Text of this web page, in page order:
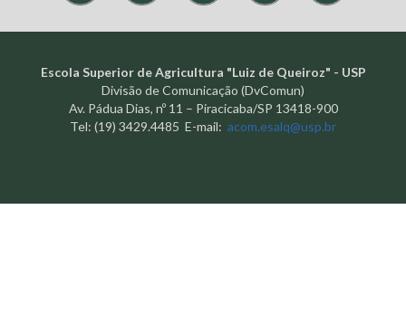
Escola Superior de Agricultura "Luiz de Queiroz" - USP
Divisão de Comunicação (DvComun)
Av. Pádua Dias, nº 11 – Piracicaba/SP 13418-900
Tel: (19) 3429.4485 E-mail: acom.esalq@usp.br